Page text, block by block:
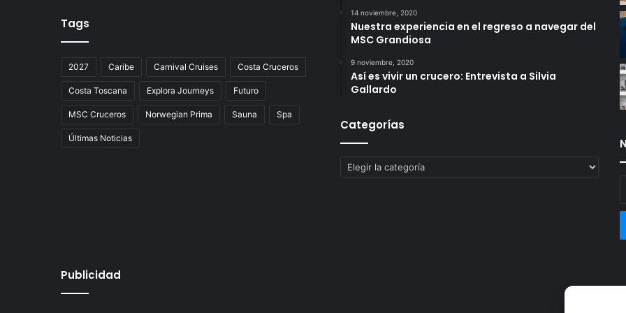
Tags
2027 Caribe Carnival Cruises Costa Cruceros
Costa Toscana Explora Journeys Futuro
MSC Cruceros Norwegian Prima Sauna Spa
Últimas Noticias
14 noviembre, 2020
Nuestra experiencia en el regreso a navegar del
MSC Grandiosa
9 noviembre, 2020
Así es vivir un crucero: Entrevista a Silvia
Gallardo
Categorías
Categorías
Publicidad